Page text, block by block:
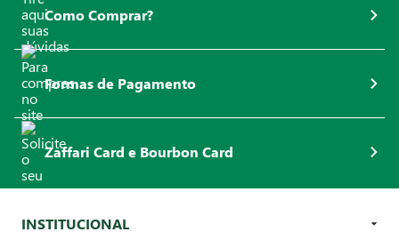
Como Comprar?
Formas de Pagamento
Zaffari Card e Bourbon Card
INSTITUCIONAL